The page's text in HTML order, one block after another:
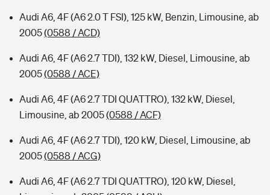
Audi A6, 4F (A6 2.0 T FSI), 125 kW, Benzin, Limousine, ab
2005(0588 / ACD)
Audi A6, 4F (A6 2.7 TDI), 132 kW, Diesel, Limousine, ab
2005(0588 / ACE)
Audi A6, 4F (A6 2.7 TDI QUATTRO), 132 kW, Diesel,
Limousine, ab 2005(0588 / ACF)
Audi A6, 4F (A6 2.7 TDI), 120 kW, Diesel, Limousine, ab
2005(0588 / ACG)
Audi A6, 4F (A6 2.7 TDI QUATTRO), 120 kW, Diesel,